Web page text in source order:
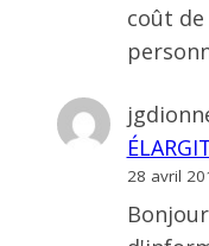
coût
28 avril